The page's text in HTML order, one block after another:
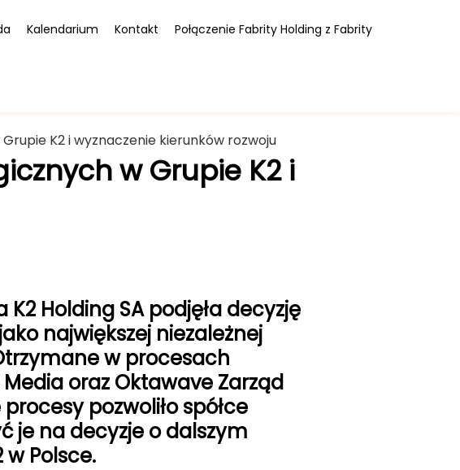
Kalendarium Kontakt Połączenie Fabrity Holding z Fabrity
K2 i wyznaczenie kierunków rozwoju
w Grupie K2 i
Holding SA podjęła decyzję
największej niezależnej
w procesach
oraz Oktawave Zarząd
pozwoliło spółce
je na decyzje o dalszym
Polsce.